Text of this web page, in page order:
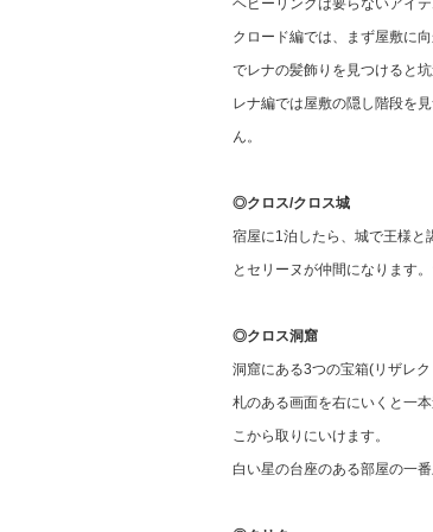
ヘビーリングは要らないアイ
クロード編では、まず屋敷に
でレナの髪飾りを見つけると坑
レナ編では屋敷の隠し階段を
ん。
◎クロス/クロス城
宿屋に1泊したら、城で王様と
とセリーヌが仲間になります
◎クロス洞窟
洞窟にある3つの宝箱(リザレ
札のある画面を右にいくと一
こから取りにいけます。
白い星の台座のある部屋の一